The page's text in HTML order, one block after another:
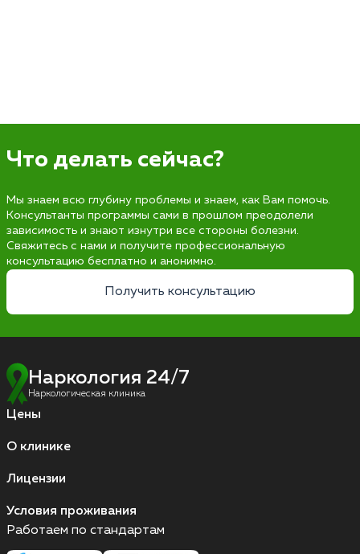
Что делать сейчас?
Мы знаем всю глубину проблемы и знаем, как Вам помочь.
Консультанты программы сами в прошлом преодолели
зависимость и знают изнутри все стороны болезни.
Свяжитесь с нами и получите профессиональную
консультацию бесплатно и анонимно.
Получить консультацию
Наркология 24/7
Наркологическая клиника
Цены
О клинике
Лицензии
Условия проживания
Работаем по стандартам